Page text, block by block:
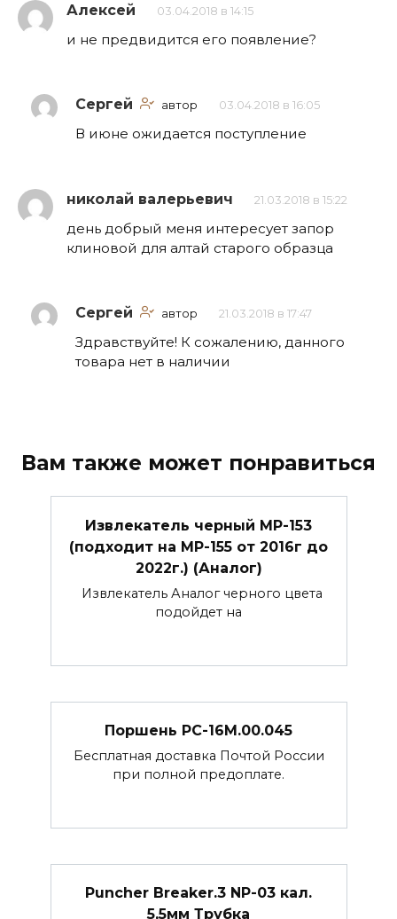
Алексей 03.04.2018 в 14:15
и не предвидится его появление?
Сергей автор 03.04.2018 в 16:05
В июне ожидается поступление
николай валерьевич 21.03.2018 в 15:22
день добрый меня интересует запор
клиновой для алтай старого образца
Сергей автор 21.03.2018 в 17:47
Здравствуйте! К сожалению, данного
товара нет в наличии
Вам также может понравиться
Извлекатель черный МР-153
(подходит на МР-155 от 2016г до
2022г.) (Аналог)
Извлекатель Аналог черного цвета
подойдет на
Поршень РС-16М.00.045
Бесплатная доставка Почтой России
при полной предоплате.
Puncher Breaker.3 NP-03 кал.
5,5мм Трубка